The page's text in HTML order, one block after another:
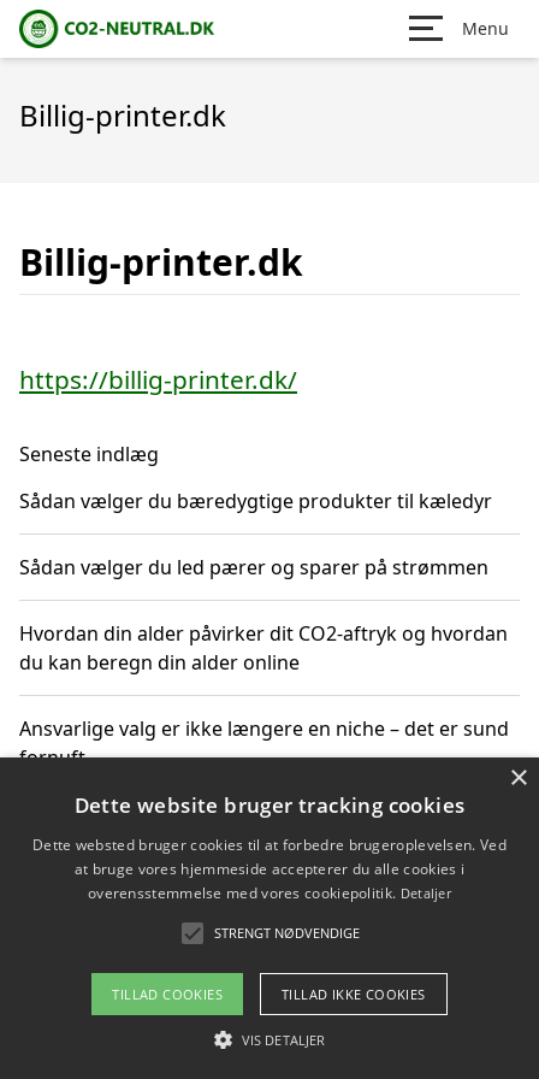
Menu
Billig-printer.dk
Billig-printer.dk
https://billig-printer.dk/
Seneste indlæg
Sådan vælger du bæredygtige produkter til kæledyr
Sådan vælger du led pærer og sparer på strømmen
Hvordan din alder påvirker dit CO2-aftryk og hvordan
du kan beregn din alder online
Ansvarlige valg er ikke længere en niche – det er sund
fornuft
Sådan kan du handle bæredygtigt og bestil med
faktura
Om / kontakt
Blog Betingelser
×
Dette website bruger tracking cookies
Dette websted bruger cookies til at forbedre brugeroplevelsen. Ved
at bruge vores hjemmeside accepterer du alle cookies i
overensstemmelse med vores cookiepolitik. Detaljer
STRENGT NØDVENDIGE
TILLAD COOKIES TILLAD IKKE COOKIES
VIS DETALJER